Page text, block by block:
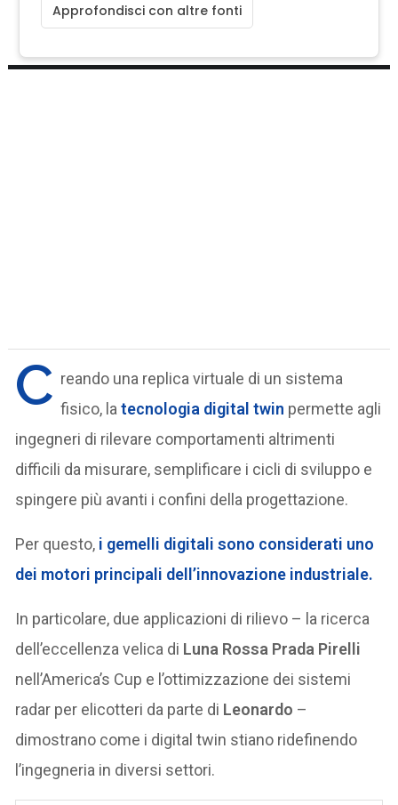
Approfondisci con altre fonti
C reando una replica virtuale di un sistema
fisico, latecnologia digital twin permette agli
ingegneri di rilevare comportamenti altrimenti
difficili da misurare, semplificare i cicli di sviluppo e
spingere più avanti i confini della progettazione.
Per questo, i gemelli digitali sono considerati uno
dei motori principali dell’innovazione industriale.
In particolare, due applicazioni di rilievo – la ricerca
dell’eccellenza velica di Luna Rossa Prada Pirelli
nell’America’s Cup e l’ottimizzazione dei sistemi
radar per elicotteri da parte di Leonardo –
dimostrano come i digital twin stiano ridefinendo
l’ingegneria in diversi settori.